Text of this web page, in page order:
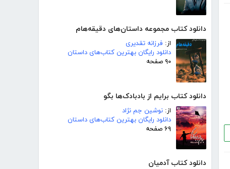
دانلود کتاب مجموعه داستان‌های دقیقه‌هام
از: فرزانه تقدیری
دانلود رایگان بهترین کتاب‌های داستان
۹۰ صفحه
دانلود کتاب برایم از بادبادک‌ها بگو
از: نوشین جم نژاد
دانلود رایگان بهترین کتاب‌های داستان
۶۹ صفحه
دانلود کتاب آدمیان